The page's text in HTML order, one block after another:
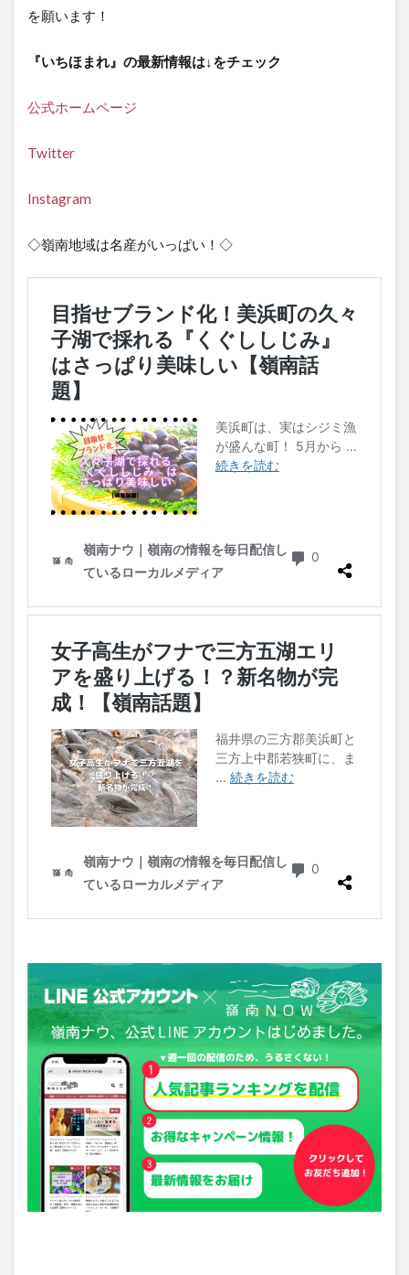
を願います！
『いちほまれ』の最新情報は↓をチェック
公式ホームページ
Twitter
Instagram
◇嶺南地域は名産がいっぱい！◇